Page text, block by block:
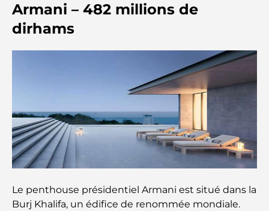
Les marques de costumes les plus chères qui
Restaurants de J1 Beach : la nouvelle destination
Les montres Rolex les plus chères jamais vendues
Crèches à Dubai Hills : Guide pour les parents
A Brief Guide to Buying Property in Dubai (2025-
26)
Armani – 482 millions de
dirhams
Le penthouse présidentiel Armani est situé dans la
Burj Khalifa, un édifice de renommée mondiale.